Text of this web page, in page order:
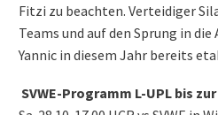
Fitzi zu beachten. Verteidiger
Teams und auf den Sprung in
Yannic in diesem Jahr bereits
SVWE-Programm L-UPL bis